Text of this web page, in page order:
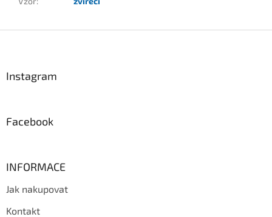
Instagram
Facebook
INFORMACE
Jak nakupovat
Kontakt